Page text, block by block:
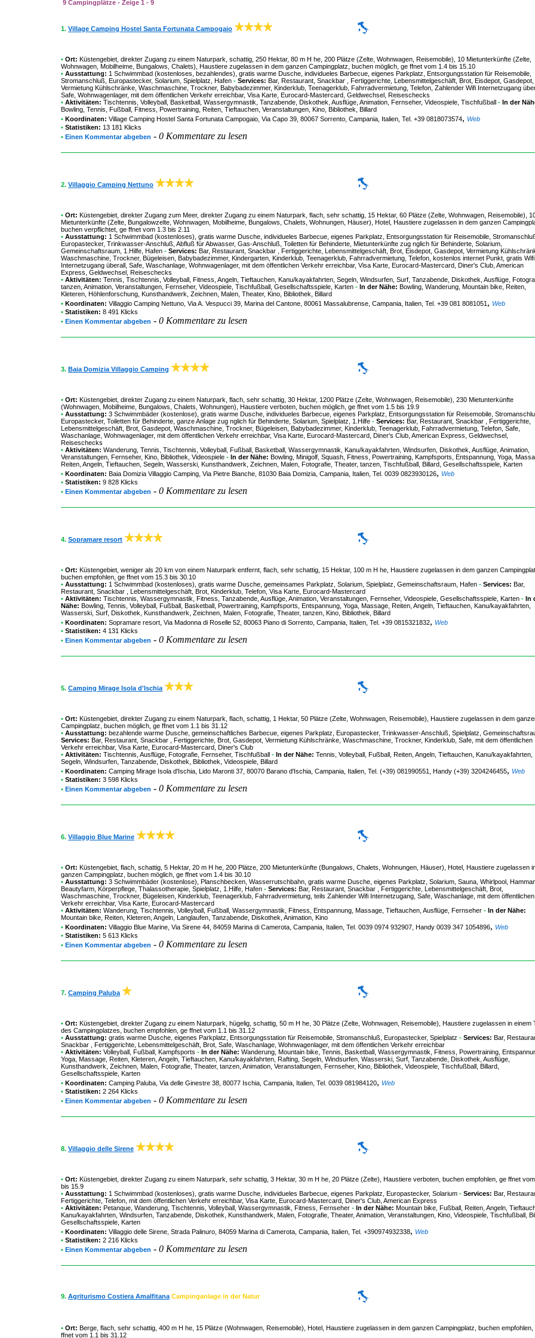
9 Campingplätze - Zeige 1 - 9
1. Village Camping Hostel Santa Fortunata Campogaio
• Ort: Küstengebiet, direkter Zugang zu einem Naturpark, schattig, 250 Hektar, 80 m H he, 200 Plätze (Zelte, Wohnwagen, Reisemobile), 10 Mietunterkünfte (Zelte,
Wohnwagen, Mobilheime, Bungalows, Chalets), Haustiere zugelassen in dem ganzen Campingplatz, buchen möglich, ge ffnet vom 1.4 bis 15.10
• Ausstattung: 1 Schwimmbad (kostenloses, bezahlendes), gratis warme Dusche, individueles Barbecue, eigenes Parkplatz, Entsorgungsstation für Reisemobile,
Stromanschluß, Europastecker, Solarium, Spielplatz, Hafen - Services: Bar, Restaurant, Snackbar , Fertiggerichte, Lebensmittelgeschäft, Brot, Eisdepot, Gasdepot,
Vermietung Kühlschränke, Waschmaschine, Trockner, Babybadezimmer, Kinderklub, Teenagerklub, Fahrradvermietung, Telefon, Zahlender Wifi Internetzugang
Safe, Wohnwagenlager, mit dem öffentlichen Verkehr erreichbar, Visa Karte, Eurocard-Mastercard, Geldwechsel, Reiseschecks
• Aktivitäten: Tischtennis, Volleyball, Basketball, Wassergymnastik, Tanzabende, Diskothek, Ausflüge, Animation, Fernseher, Videospiele, Tischfußball - In der
Bowling, Tennis, Fußball, Fitness, Powertraining, Reiten, Tieftauchen, Veranstaltungen, Kino, Bibliothek, Billard
• Koordinaten: Village Camping Hostel Santa Fortunata Campogaio , Via Capo 39, 80067 Sorrento, Campania, Italien, Tel. +39 0818073574, Web
• Statistiken: 13 181 Klicks
• Einen Kommentar abgeben - 0 Kommentare zu lesen
2. Villaggio Camping Nettuno
• Ort: Küstengebiet, direkter Zugang zum Meer, direkter Zugang zu einem Naturpark, flach, sehr schattig, 15 Hektar, 60 Plätze (Zelte, Wohnwagen, Reisemobile),
Mietunterkünfte (Zelte, Bungalowzelte, Wohnwagen, Mobilheime, Bungalows, Chalets, Wohnungen, Häuser), Hotel, Haustiere zugelassen in dem ganzen
buchen verpflichtet, ge ffnet vom 1.3 bis 2.11
• Ausstattung: 1 Schwimmbad (kostenloses), gratis warme Dusche, individueles Barbecue, eigenes Parkplatz, Entsorgungsstation für Reisemobile,
Europastecker, Trinkwasser-Anschluß, Abfluß für Abwasser, Gas-Anschluß, Toiletten für Behinderte, Mietunterkünfte zug nglich für Behinderte, Solarium,
Gemeinschaftsraum, 1.Hilfe, Hafen - Services: Bar, Restaurant, Snackbar , Fertiggerichte, Lebensmittelgeschäft, Brot, Eisdepot, Gasdepot, Vermietung
Waschmaschine, Trockner, Bügeleisen, Babybadezimmer, Kindergarten, Kinderklub, Teenagerklub, Fahrradvermietung, Telefon, kostenlos internet Punkt, gratis Wifi
Internetzugang überall, Safe, Waschanlage, Wohnwagenlager, mit dem öffentlichen Verkehr erreichbar, Visa Karte, Eurocard-Mastercard, Diner's Club, American
Express, Geldwechsel, Reiseschecks
• Aktivitäten: Tennis, Tischtennis, Volleyball, Fitness, Angeln, Tieftauchen, Kanu/kayakfahrten, Segeln, Windsurfen, Surf, Tanzabende, Diskothek, Ausflüge,
tanzen, Animation, Veranstaltungen, Fernseher, Videospiele, Tischfußball, Gesellschaftsspiele, Karten - In der Nähe: Bowling, Wanderung, Mountain bike, Reiten,
Kleteren, Höhlenforschung, Kunsthandwerk, Zeichnen, Malen, Theater, Kino, Bibliothek, Billard
• Koordinaten: Villaggio Camping Nettuno , Via A. Vespucci 39, Marina del Cantone, 80061 Massalubrense, Campania, Italien, Tel. +39 081 8081051 , Web
• Statistiken: 8 491 Klicks
• Einen Kommentar abgeben - 0 Kommentare zu lesen
3. Baia Domizia Villaggio Camping
• Ort: Küstengebiet, direkter Zugang zu einem Naturpark, flach, sehr schattig, 30 Hektar, 1200 Plätze (Zelte, Wohnwagen, Reisemobile), 230 Mietunterkünfte
(Wohnwagen, Mobilheime, Bungalows, Chalets, Wohnungen), Haustiere verboten, buchen möglich, ge ffnet vom 1.5 bis 19.9
• Ausstattung: 3 Schwimmbäder (kostenlose), gratis warme Dusche, individueles Barbecue, eigenes Parkplatz, Entsorgungsstation für Reisemobile,
Europastecker, Toiletten für Behinderte, ganze Anlage zug nglich für Behinderte, Solarium, Spielplatz, 1.Hilfe - Services: Bar, Restaurant, Snackbar , Fertiggerichte,
Lebensmittelgeschäft, Brot, Gasdepot, Waschmaschine, Trockner, Bügeleisen, Babybadezimmer, Kinderklub, Teenagerklub, Fahrradvermietung, Telefon, Safe,
Waschanlage, Wohnwagenlager, mit dem öffentlichen Verkehr erreichbar, Visa Karte, Eurocard-Mastercard, Diner's Club, American Express, Geldwechsel,
Reiseschecks
• Aktivitäten: Wanderung, Tennis, Tischtennis, Volleyball, Fußball, Basketball, Wassergymnastik, Kanu/kayakfahrten, Windsurfen, Diskothek, Ausflüge, Animation,
Veranstaltungen, Fernseher, Kino, Bibliothek, Videospiele - In der Nähe: Bowling, Minigolf, Squash, Fitness, Powertraining, Kampfsports, Entspannung, Yoga,
Reiten, Angeln, Tieftauchen, Segeln, Wasserski, Kunsthandwerk, Zeichnen, Malen, Fotografie, Theater, tanzen, Tischfußball, Billard, Gesellschaftsspiele, Karten
• Koordinaten: Baia Domizia Villaggio Camping , Via Pietre Bianche, 81030 Baia Domizia, Campania, Italien, Tel. 0039 0823930126, Web
• Statistiken: 9 828 Klicks
• Einen Kommentar abgeben - 0 Kommentare zu lesen
4. Sopramare resort
• Ort: Küstengebiet, weniger als 20 km von einem Naturpark entfernt, flach, sehr schattig, 15 Hektar, 100 m H he, Haustiere zugelassen in dem ganzen
buchen empfohlen, ge ffnet vom 15.3 bis 30.10
• Ausstattung: 1 Schwimmbad (kostenloses), gratis warme Dusche, gemeinsames Parkplatz, Solarium, Spielplatz, Gemeinschaftsraum, Hafen - Services: Bar,
Restaurant, Snackbar , Lebensmittelgeschäft, Brot, Kinderklub, Telefon, Visa Karte, Eurocard-Mastercard
• Aktivitäten: Tischtennis, Wassergymnastik, Fitness, Tanzabende, Ausflüge, Animation, Veranstaltungen, Fernseher, Videospiele, Gesellschaftsspiele, Karten - In
Nähe: Bowling, Tennis, Volleyball, Fußball, Basketball, Powertraining, Kampfsports, Entspannung, Yoga, Massage, Reiten, Angeln, Tieftauchen, Kanu/kayakfahrten,
Wasserski, Surf, Diskothek, Kunsthandwerk, Zeichnen, Malen, Fotografie, Theater, tanzen, Kino, Bibliothek, Billard
• Koordinaten: Sopramare resort , Via Madonna di Roselle 52, 80063 Piano di Sorrento, Campania, Italien, Tel. +39 0815321832, Web
• Statistiken: 4 131 Klicks
• Einen Kommentar abgeben - 0 Kommentare zu lesen
5. Camping Mirage Isola d'Ischia
• Ort: Küstengebiet, direkter Zugang zu einem Naturpark, flach, schattig, 1 Hektar, 50 Plätze (Zelte, Wohnwagen, Reisemobile), Haustiere zugelassen in dem
Campingplatz, buchen möglich, ge ffnet vom 1.1 bis 31.12
• Ausstattung: bezahlende warme Dusche, gemeinschaftliches Barbecue, eigenes Parkplatz, Europastecker, Trinkwasser-Anschluß, Spielplatz,
Services: Bar, Restaurant, Snackbar , Fertiggerichte, Brot, Gasdepot, Vermietung Kühlschränke, Waschmaschine, Trockner, Kinderklub, Safe, mit dem öffentlichen
Verkehr erreichbar, Visa Karte, Eurocard-Mastercard, Diner's Club
• Aktivitäten: Tischtennis, Ausflüge, Fotografie, Fernseher, Tischfußball - In der Nähe: Tennis, Volleyball, Fußball, Reiten, Angeln, Tieftauchen, Kanu/kayakfahrten,
Segeln, Windsurfen, Tanzabende, Diskothek, Bibliothek, Videospiele, Billard
• Koordinaten: Camping Mirage Isola d'Ischia , Lido Maronti 37, 80070 Barano d'Ischia, Campania, Italien, Tel. (+39) 081990551, Handy (+39) 3204246455, Web
• Statistiken: 3 598 Klicks
• Einen Kommentar abgeben - 0 Kommentare zu lesen
6. Villaggio Blue Marine
• Ort: Küstengebiet, flach, schattig, 5 Hektar, 20 m H he, 200 Plätze, 200 Mietunterkünfte (Bungalows, Chalets, Wohnungen, Häuser), Hotel, Haustiere zugelassen
ganzen Campingplatz, buchen möglich, ge ffnet vom 1.4 bis 30.10
• Ausstattung: 3 Schwimmbäder (kostenlose), Planschbecken, Wasserrutschbahn, gratis warme Dusche, eigenes Parkplatz, Solarium, Sauna, Whirlpool,
Beautyfarm, Körperpflege, Thalassotherapie, Spielplatz, 1.Hilfe, Hafen - Services: Bar, Restaurant, Snackbar , Fertiggerichte, Lebensmittelgeschäft, Brot,
Waschmaschine, Trockner, Bügeleisen, Kinderklub, Teenagerklub, Fahrradvermietung, teils Zahlender Wifi Internetzugang, Safe, Waschanlage, mit dem öffentlichen
Verkehr erreichbar, Visa Karte, Eurocard-Mastercard
• Aktivitäten: Wanderung, Tischtennis, Volleyball, Fußball, Wassergymnastik, Fitness, Entspannung, Massage, Tieftauchen, Ausflüge, Fernseher - In der Nähe:
Mountain bike, Reiten, Kleteren, Angeln, Langlaufen, Tanzabende, Diskothek, Animation, Kino
• Koordinaten: Villaggio Blue Marine , Via Sirene 44, 84059 Marina di Camerota, Campania, Italien, Tel. 0039 0974 932907, Handy 0039 347 1054896, Web
• Statistiken: 5 613 Klicks
• Einen Kommentar abgeben - 0 Kommentare zu lesen
7. Camping Paluba
• Ort: Küstengebiet, direkter Zugang zu einem Naturpark, hügelig, schattig, 50 m H he, 30 Plätze (Zelte, Wohnwagen, Reisemobile), Haustiere zugelassen in einem
des Campingplatzes, buchen empfohlen, ge ffnet vom 1.1 bis 31.12
• Ausstattung: gratis warme Dusche, eigenes Parkplatz, Entsorgungsstation für Reisemobile, Stromanschluß, Europastecker, Spielplatz - Services: Bar,
Snackbar , Fertiggerichte, Lebensmittelgeschäft, Brot, Safe, Waschanlage, Wohnwagenlager, mit dem öffentlichen Verkehr erreichbar
• Aktivitäten: Volleyball, Fußball, Kampfsports - In der Nähe: Wanderung, Mountain bike, Tennis, Basketball, Wassergymnastik, Fitness, Powertraining,
Yoga, Massage, Reiten, Kleteren, Angeln, Tieftauchen, Kanu/kayakfahrten, Rafting, Segeln, Windsurfen, Wasserski, Surf, Tanzabende, Diskothek, Ausflüge,
Kunsthandwerk, Zeichnen, Malen, Fotografie, Theater, tanzen, Animation, Veranstaltungen, Fernseher, Kino, Bibliothek, Videospiele, Tischfußball, Billard,
Gesellschaftsspiele, Karten
• Koordinaten: Camping Paluba , Via delle Ginestre 38, 80077 Ischia, Campania, Italien, Tel. 0039 081984120, Web
• Statistiken: 2 264 Klicks
• Einen Kommentar abgeben - 0 Kommentare zu lesen
8. Villaggio delle Sirene
• Ort: Küstengebiet, direkter Zugang zu einem Naturpark, sehr schattig, 3 Hektar, 30 m H he, 20 Plätze (Zelte), Haustiere verboten, buchen empfohlen, ge ffnet
bis 15.9
• Ausstattung: 1 Schwimmbad (kostenloses), gratis warme Dusche, individueles Barbecue, eigenes Parkplatz, Europastecker, Solarium - Services: Bar,
Fertiggerichte, Telefon, mit dem öffentlichen Verkehr erreichbar, Visa Karte, Eurocard-Mastercard, Diner's Club, American Express
• Aktivitäten: Petanque, Wanderung, Tischtennis, Volleyball, Wassergymnastik, Fitness, Fernseher - In der Nähe: Mountain bike, Fußball, Reiten, Angeln,
Kanu/kayakfahrten, Windsurfen, Tanzabende, Diskothek, Kunsthandwerk, Malen, Fotografie, Theater, Animation, Veranstaltungen, Kino, Videospiele, Tischfußball,
Gesellschaftsspiele, Karten
• Koordinaten: Villaggio delle Sirene , Strada Palinuro, 84059 Marina di Camerota, Campania, Italien, Tel. +390974932338, Web
• Statistiken: 2 216 Klicks
• Einen Kommentar abgeben - 0 Kommentare zu lesen
9. Agriturismo Costiera Amalfitana Campinganlage in der Natur
• Ort: Berge, flach, sehr schattig, 400 m H he, 15 Plätze (Wohnwagen, Reisemobile), Hotel, Haustiere zugelassen in dem ganzen Campingplatz, buchen empfohlen,
ffnet vom 1.1 bis 31.12